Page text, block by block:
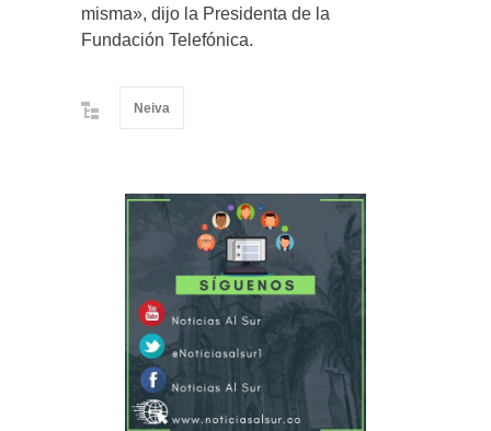
misma», dijo la Presidenta de la
Fundación Telefónica.
Neiva